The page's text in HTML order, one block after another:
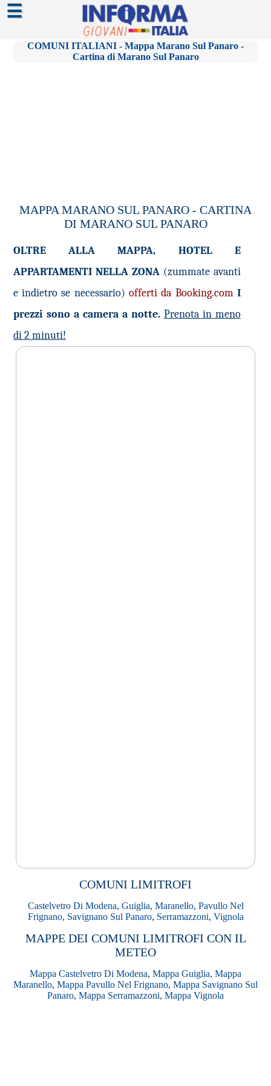
☰
COMUNI ITALIANI - Mappa Marano Sul Panaro -
Cartina di Marano Sul Panaro
MAPPA MARANO SUL PANARO - CARTINA
DI MARANO SUL PANARO
OLTRE ALLA MAPPA, HOTEL E
APPARTAMENTI NELLA ZONA (zummate avanti
e indietro se necessario) offerti da Booking.comI
prezzi sono a camera a notte. Prenota in meno
di 2 minuti!
COMUNI LIMITROFI
Castelvetro Di Modena, Guiglia, Maranello, Pavullo Nel
Frignano, Savignano Sul Panaro, Serramazzoni, Vignola
MAPPE DEI COMUNI LIMITROFI CON IL
METEO
Mappa Castelvetro Di Modena, Mappa Guiglia, Mappa
Maranello, Mappa Pavullo Nel Frignano, Mappa Savignano Sul
Panaro, Mappa Serramazzoni, Mappa Vignola